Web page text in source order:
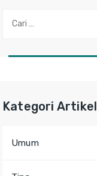
Kategori Artikel
Umum